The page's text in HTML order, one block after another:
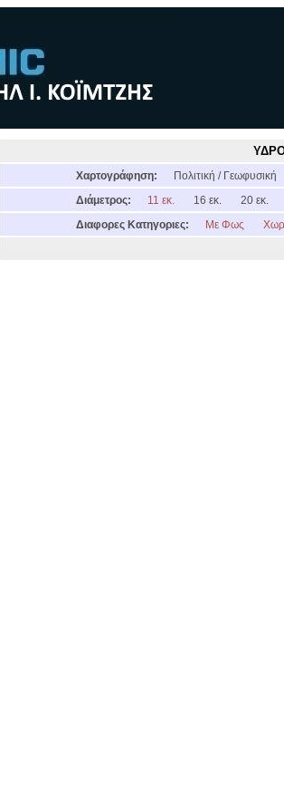
Χαρτογράφηση: Πολιτική / Γεωφυσική
Διάμετρος:
11 εκ. 16 εκ. 20 εκ.
Διαφορες Κατηγοριες:
Με Φως